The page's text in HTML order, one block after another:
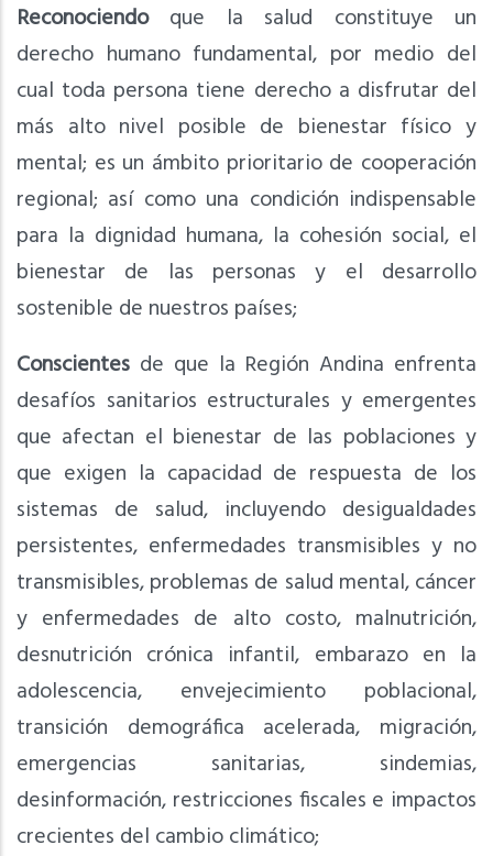
Reconociendoque la salud constituye un
derecho humano fundamental, por medio del
cual toda persona tiene derecho a disfrutar del
más alto nivel posible de bienestar físico y
mental; es un ámbito prioritario de cooperación
regional; así como una condición indispensable
para la dignidad humana, la cohesión social, el
bienestar de las personas y el desarrollo
sostenible de nuestros países;
Conscientes de que la Región Andina enfrenta
desafíos sanitarios estructurales y emergentes
que afectan el bienestar de las poblaciones y
que exigen la capacidad de respuesta de los
sistemas de salud, incluyendo desigualdades
persistentes, enfermedades transmisibles y no
transmisibles, problemas de salud mental, cáncer
y enfermedades de alto costo, malnutrición,
desnutrición crónica infantil, embarazo en la
adolescencia, envejecimiento poblacional,
transición demográfica acelerada, migración,
emergencias sanitarias, sindemias,
desinformación, restricciones fiscales e impactos
crecientes del cambio climático;